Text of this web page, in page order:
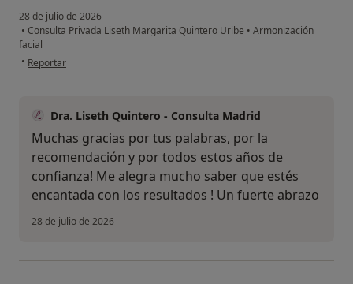
28 de julio de 2026
• Consulta Privada Liseth Margarita Quintero Uribe • Armonización
facial
• en opinión del usuario DD
Reportar
Dra. Liseth Quintero - Consulta Madrid
Muchas gracias por tus palabras, por la
recomendación y por todos estos años de
confianza! Me alegra mucho saber que estés
encantada con los resultados ! Un fuerte abrazo
28 de julio de 2026